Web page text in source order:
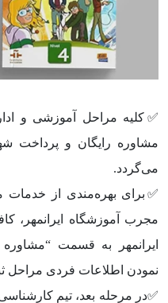
✅کلیه مراحل آموزشی و
مشاوره رایگان و پرداخت
می‌گردد.
✅برای بهره‌مندی از خدمات
مجرب آموزشگاه
ایرانمهر به قسمت “مشاوره
نمودن اطلاعات فردی مراحل
✅در مرحله بعد، تیم